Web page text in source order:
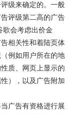
级来确定的。一般
评级第二高的广告
歌会考虑出价金
相关性和着陆页体
例如用户所在的地
质、网页上显示的
），以及广告附加
广告有资格进行展